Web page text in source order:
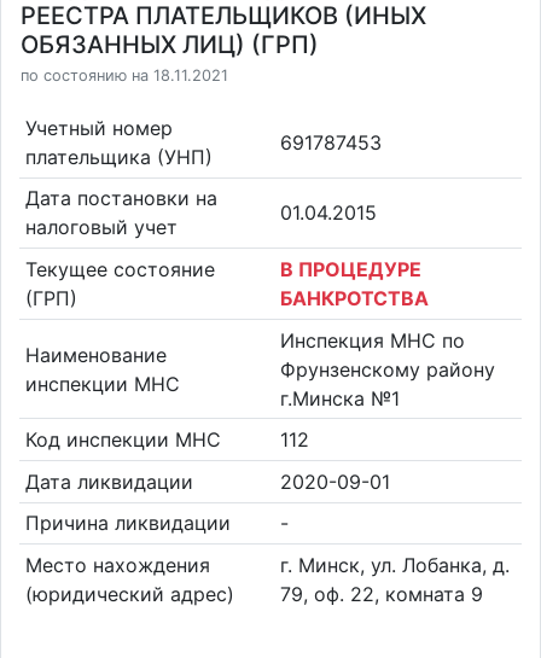
РЕЕСТРА ПЛАТЕЛЬЩИКОВ (ИНЫХ
ОБЯЗАННЫХ ЛИЦ) (ГРП)
по состоянию на 18.11.2021
Учетный номер
плательщика (УНП)
691787453
Дата постановки на
налоговый учет
01.04.2015
Текущее состояние
(ГРП)
В ПРОЦЕДУРЕ
БАНКРОТСТВА
Наименование
инспекции МНС
Инспекция МНС по
Фрунзенскому району
г.Минска №1
Код инспекции МНС
112
Дата ликвидации
2020-09-01
Причина ликвидации
-
Место нахождения
(юридический адрес)
г. Минск, ул. Лобанка, д.
79, оф. 22, комната 9